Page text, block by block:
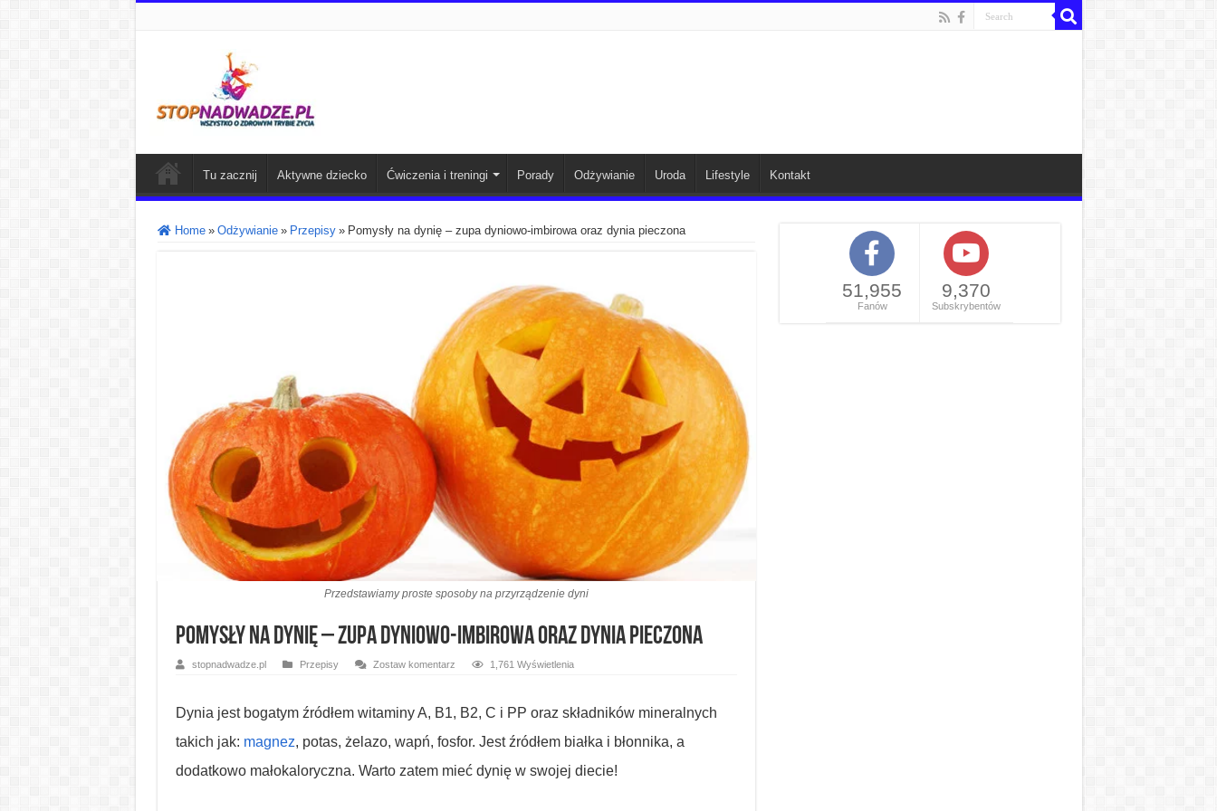
Tu zacznij Aktywne dziecko Ćwiczenia i treningi Porady Odżywianie Uroda Lifestyle Kontakt
Home » Odżywianie » Przepisy » Pomysły na dynię – zupa dyniowo-imbirowa oraz dynia pieczona
Przedstawiamy proste sposoby na przyrządzenie dyni
Pomysły na dynię – zupa dyniowo-imbirowa oraz dynia pieczona
stopnadwadze.pl Przepisy Zostaw komentarz 1,761 Wyświetlenia
Dynia jest bogatym źródłem witaminy A, B1, B2, C i PP oraz składników mineralnych
takich jak: magnez, potas, żelazo, wapń, fosfor. Jest źródłem białka i błonnika, a
dodatkowo małokaloryczna. Warto zatem mieć dynię w swojej diecie!
51,955
Fanów
9,370
Subskrybentów